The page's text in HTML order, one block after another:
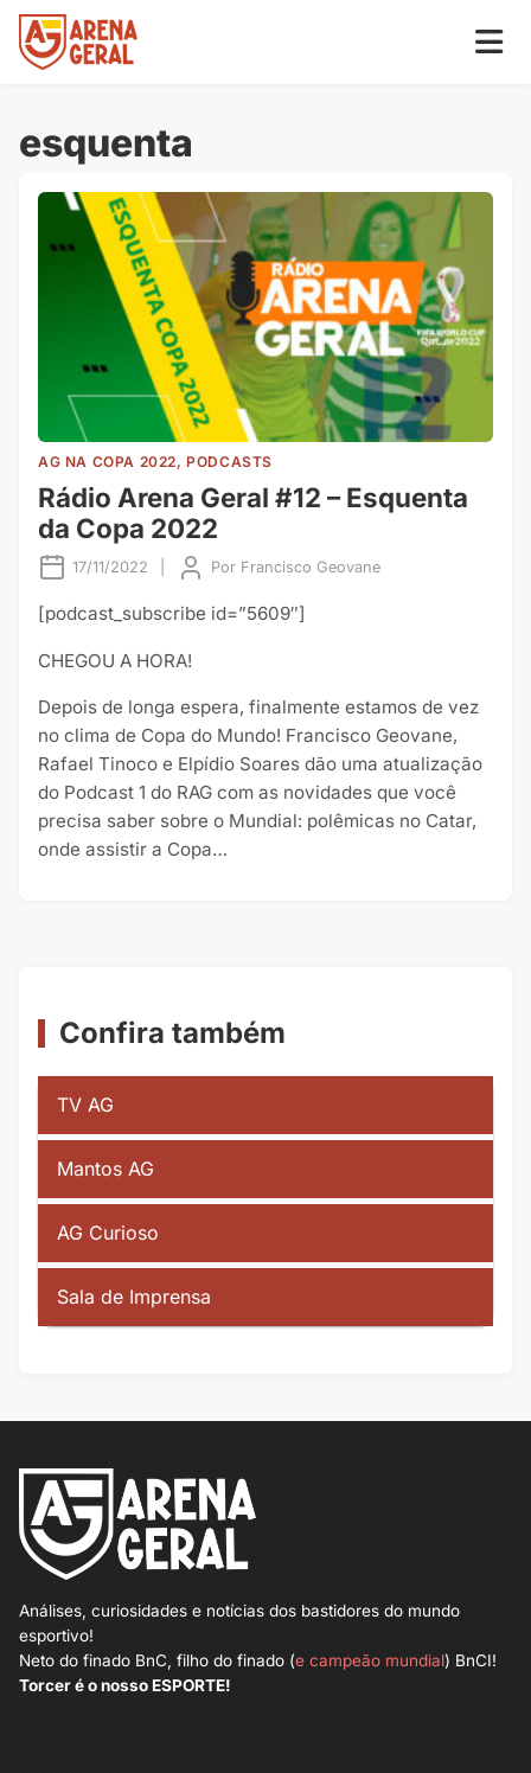
esquenta
AG NA COPA 2022, PODCASTS
Rádio Arena Geral #12 – Esquenta
da Copa 2022
17/11/2022 Por Francisco Geovane
[podcast_subscribe id=”5609″]
CHEGOU A HORA!
Depois de longa espera, finalmente estamos de vez
no clima de Copa do Mundo! Francisco Geovane,
Rafael Tinoco e Elpídio Soares dão uma atualização
do Podcast 1 do RAG com as novidades que você
precisa saber sobre o Mundial: polêmicas no Catar,
onde assistir a Copa…
Confira também
TV AG
Mantos AG
AG Curioso
Sala de Imprensa
Análises, curiosidades e notícias dos bastidores do mundo
esportivo!
Neto do finado BnC, filho do finado (e campeão mundial) BnCI!
Torcer é o nosso ESPORTE!